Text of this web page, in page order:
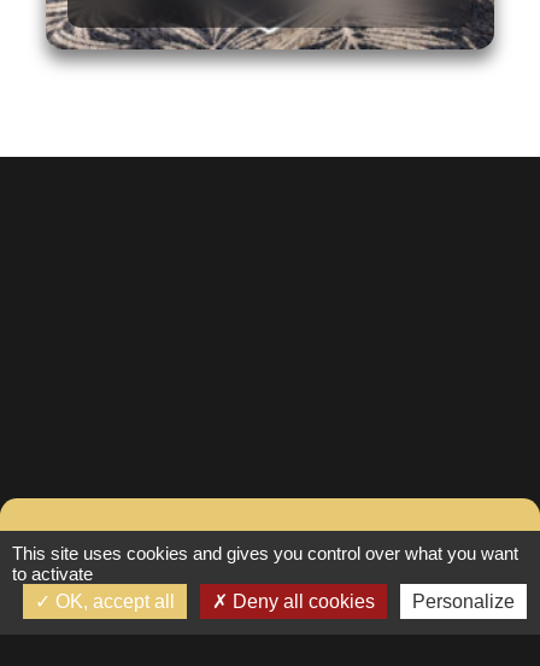
Contacter Fanny pour
plus d’informations
This site uses cookies and gives you control over what you want
to activate
OK, accept all
Deny all cookies Personalize